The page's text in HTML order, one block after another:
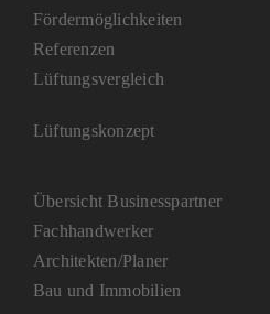
Fördermöglichkeiten
Referenzen
Lüftungsvergleich
Lüftungskonzept
Übersicht Businesspartner
Fachhandwerker
Architekten/Planer
Bau und Immobilien